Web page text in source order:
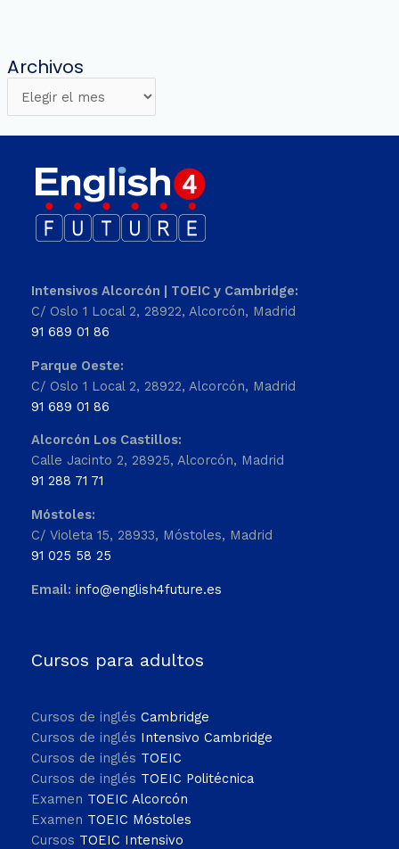
Archivos
Intensivos Alcorcón | TOEIC y Cambridge:
C/ Oslo 1 Local 2, 28922, Alcorcón, Madrid
91 689 01 86
Parque Oeste:
C/ Oslo 1 Local 2, 28922, Alcorcón, Madrid
91 689 01 86
Alcorcón Los Castillos:
Calle Jacinto 2, 28925, Alcorcón, Madrid
91 288 71 71
Móstoles:
C/ Violeta 15, 28933, Móstoles, Madrid
91 025 58 25
Email: info@english4future.es
Cursos para adultos
Cursos de inglés Cambridge
Cursos de inglés Intensivo Cambridge
Cursos de inglés TOEIC
Cursos de inglés TOEIC Politécnica
Examen TOEIC Alcorcón
Examen TOEIC Móstoles
Cursos TOEIC Intensivo